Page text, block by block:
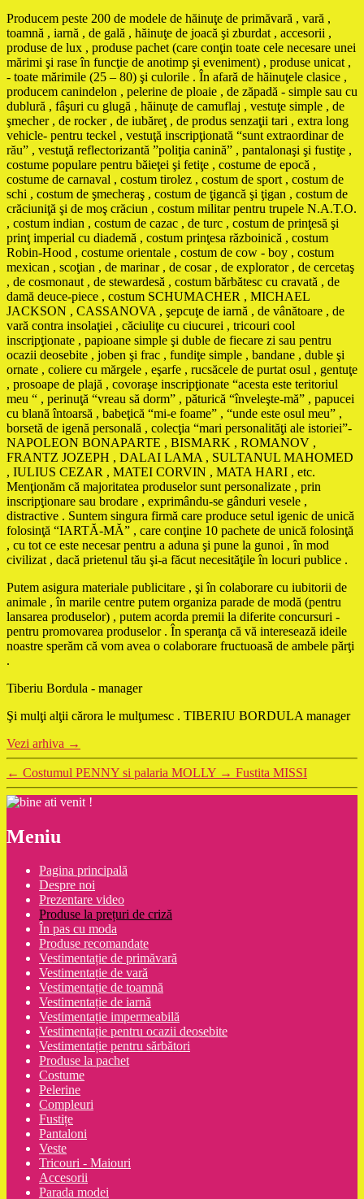
Producem peste 200 de modele de hăinuţe de primăvară , vară ,
toamnă , iarnă , de gală , hăinuţe de joacă şi zburdat , accesorii ,
produse de lux , produse pachet (care conţin toate cele necesare unei
mărimi şi rase în funcţie de anotimp şi eveniment) , produse unicat ,
- toate mărimile (25 – 80) şi culorile . În afară de hăinuţele clasice ,
producem canindelon , pelerine de ploaie , de zăpadă - simple sau cu
dublură , fâşuri cu glugă , hăinuţe de camuflaj , vestuţe simple , de
şmecher , de rocker , de iubăreţ , de produs senzaţii tari , extra long
vehicle- pentru teckel , vestuţă inscripţionată “sunt extraordinar de
rău” , vestuţă reflectorizantă ”poliţia canină” , pantalonaşi şi fustiţe ,
costume populare pentru băieţei şi fetiţe , costume de epocă ,
costume de carnaval , costum tirolez , costum de sport , costum de
schi , costum de şmecheraş , costum de ţigancă şi ţigan , costum de
crăciuniţă şi de moş crăciun , costum militar pentru trupele N.A.T.O.
, costum indian , costum de cazac , de turc , costum de prinţesă şi
prinţ imperial cu diademă , costum prinţesa războinică , costum
Robin-Hood , costume orientale , costum de cow - boy , costum
mexican , scoţian , de marinar , de cosar , de explorator , de cercetaş
, de cosmonaut , de stewardesă , costum bărbătesc cu cravată , de
damă deuce-piece , costum SCHUMACHER , MICHAEL
JACKSON , CASSANOVA , şepcuţe de iarnă , de vânătoare , de
vară contra insolaţiei , căciuliţe cu ciucurei , tricouri cool
inscripţionate , papioane simple şi duble de fiecare zi sau pentru
ocazii deosebite , joben şi frac , fundiţe simple , bandane , duble şi
ornate , coliere cu mărgele , eşarfe , rucsăcele de purtat osul , gentuţe
, prosoape de plajă , covoraşe inscripţionate “acesta este teritoriul
meu “ , perinuţă “vreau să dorm” , păturică “înveleşte-mă” , papucei
cu blană întoarsă , babeţică “mi-e foame” , “unde este osul meu” ,
borsetă de igenă personală , colecţia “mari personalităţi ale istoriei”-
NAPOLEON BONAPARTE , BISMARK , ROMANOV ,
FRANTZ JOZEPH , DALAI LAMA , SULTANUL MAHOMED
, IULIUS CEZAR , MATEI CORVIN , MATA HARI , etc.
Menţionăm că majoritatea produselor sunt personalizate , prin
inscripţionare sau brodare , exprimându-se gânduri vesele ,
distractive . Suntem singura firmă care produce setul igenic de unică
folosinţă “IARTĂ-MĂ” , care conţine 10 pachete de unică folosinţă
, cu tot ce este necesar pentru a aduna şi pune la gunoi , în mod
civilizat , dacă prietenul tău şi-a făcut necesităţile în locuri publice .
Putem asigura materiale publicitare , şi în colaborare cu iubitorii de
animale , în marile centre putem organiza parade de modă (pentru
lansarea produselor) , putem acorda premii la diferite concursuri -
pentru promovarea produselor . În speranţa că vă interesează ideile
noastre sperăm că vom avea o colaborare fructuoasă de ambele părţi
.
Tiberiu Bordula - manager
Şi mulţi alţii cărora le mulţumesc . TIBERIU BORDULA manager
Vezi arhiva →
← Costumul PENNY si palaria MOLLY → Fustita MISSI
Meniu
Pagina principală
Despre noi
Prezentare video
Produse la prețuri de criză
În pas cu moda
Produse recomandate
Vestimentație de primăvară
Vestimentație de vară
Vestimentație de toamnă
Vestimentație de iarnă
Vestimentație impermeabilă
Vestimentație pentru ocazii deosebite
Vestimentație pentru sărbători
Produse la pachet
Costume
Pelerine
Compleuri
Fustițe
Pantaloni
Veste
Tricouri - Maiouri
Accesorii
Parada modei